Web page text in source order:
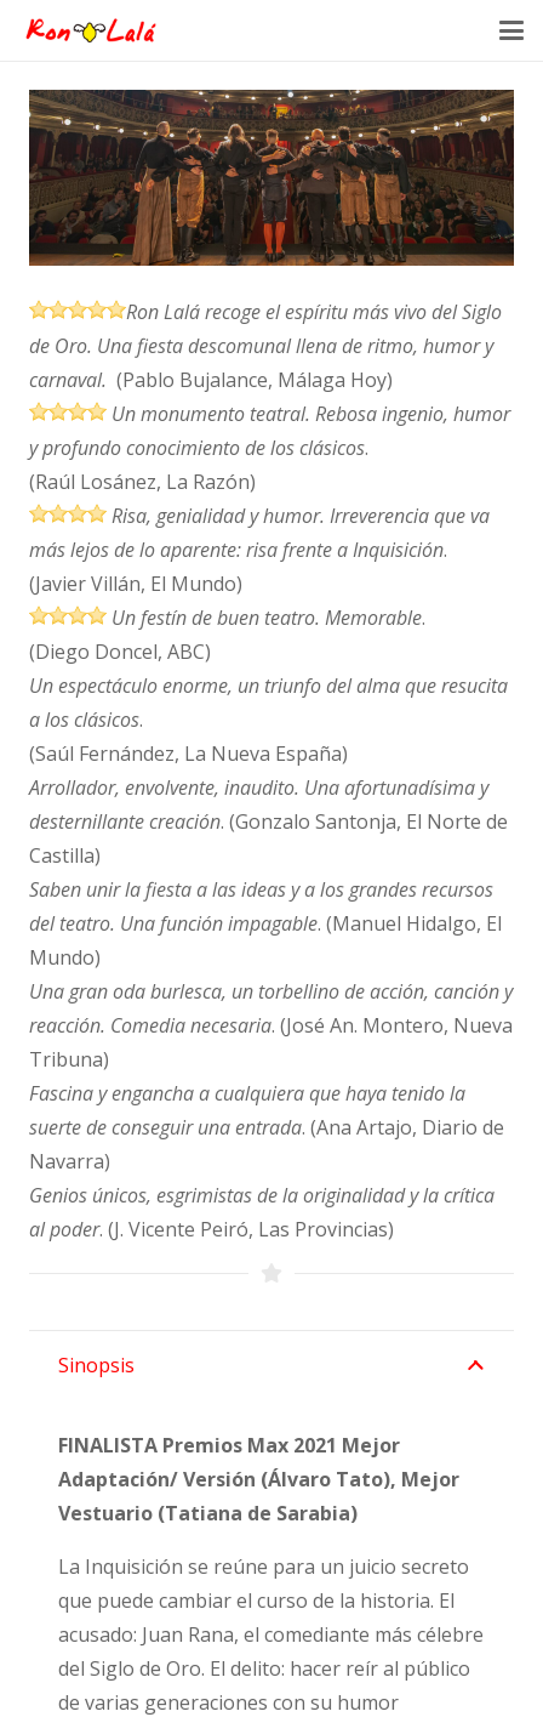
Ron Lalá recoge el espíritu más vivo del Siglo
de Oro. Una fiesta descomunal llena de ritmo, humor y
carnaval. (Pablo Bujalance, Málaga Hoy)
Un monumento teatral. Rebosa ingenio, humor
y profundo conocimiento de los clásicos.
(Raúl Losánez, La Razón)
Risa, genialidad y humor. Irreverencia que va
más lejos de lo aparente: risa frente a Inquisición.
(Javier Villán, El Mundo)
Un festín de buen teatro. Memorable.
(Diego Doncel, ABC)
Un espectáculo enorme, un triunfo del alma que resucita
a los clásicos.
(Saúl Fernández, La Nueva España)
Arrollador, envolvente, inaudito. Una afortunadísima y
desternillante creación. (Gonzalo Santonja, El Norte de
Castilla)
Saben unir la fiesta a las ideas y a los grandes recursos
del teatro. Una función impagable. (Manuel Hidalgo, El
Mundo)
Una gran oda burlesca, un torbellino de acción, canción y
reacción. Comedia necesaria. (José An. Montero, Nueva
Tribuna)
Fascina y engancha a cualquiera que haya tenido la
suerte de conseguir una entrada. (Ana Artajo, Diario de
Navarra)
Genios únicos, esgrimistas de la originalidad y la crítica
al poder. (J. Vicente Peiró, Las Provincias)
Sinopsis
FINALISTA Premios Max 2021 Mejor
Adaptación/ Versión (Álvaro Tato), Mejor
Vestuario (Tatiana de Sarabia)
La Inquisición se reúne para un juicio secreto
que puede cambiar el curso de la historia. El
acusado: Juan Rana, el comediante más célebre
del Siglo de Oro. El delito: hacer reír al público
de varias generaciones con su humor